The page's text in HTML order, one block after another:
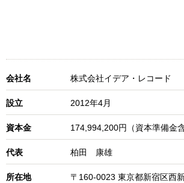
会社名 株式会社イデア・レコード
設立 2012年4月
資本金 174,994,200円（資本準備金含
代表 柏田 康雄
所在地
〒160-0023 東京都新宿区西